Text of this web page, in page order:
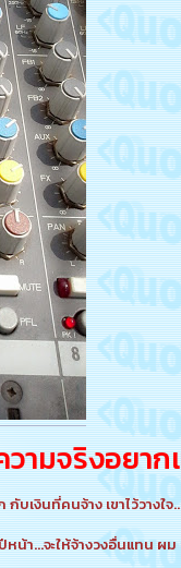
ามจริงอยา
บเงินที่คนจ้าง เขาไว้วางใจ
ปีหน้า...จะให้จ้างวงอื่นแทน